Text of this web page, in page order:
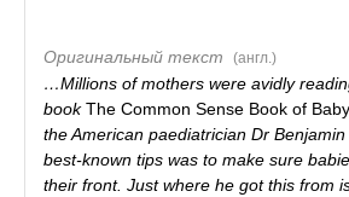
Оригинальный текст (англ.)
…Millions of mothers were avidly
bookThe Common Sense Book of
the American paediatrician Dr
best-known tips was to make sure
their front. Just where he got this from